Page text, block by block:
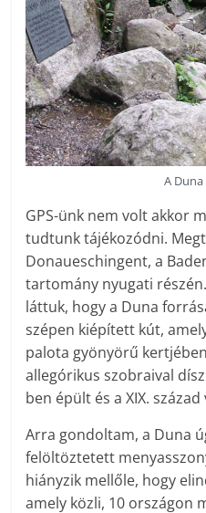
A
GPS-ünk nem volt akkor
tudtunk tájékozódni.
Donaueschingent, a
tartomány nyugati
láttuk, hogy a Duna
szépen kiépített kút,
palota gyönyörű
allegórikus szobraival
ben épült és a XIX.
Arra gondoltam, a Duna
felöltöztetett
hiányzik mellőle, hogy
amely közli, 10 országon